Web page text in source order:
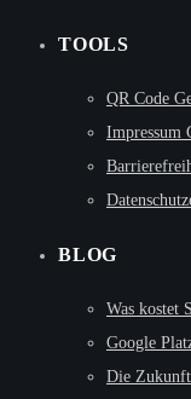
TOOLS
QR Code
Impressum
BLOG
Was kostet
Google
Die